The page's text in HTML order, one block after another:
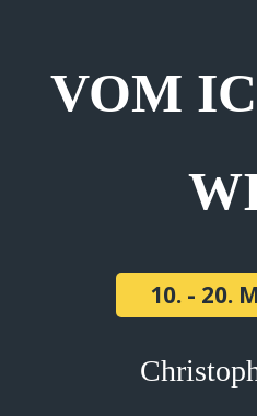
VOM
10. - 20.